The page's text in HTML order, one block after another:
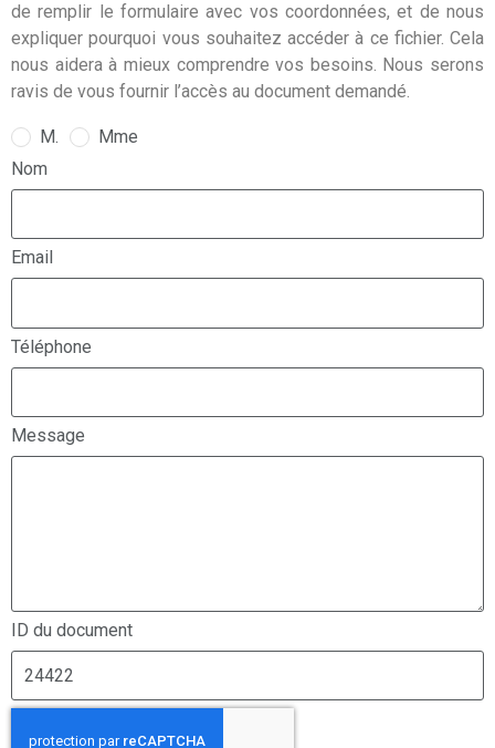
de remplir le formulaire avec vos coordonnées, et de nous
expliquer pourquoi vous souhaitez accéder à ce fichier. Cela
nous aidera à mieux comprendre vos besoins. Nous serons
ravis de vous fournir l’accès au document demandé.
M.
Mme
Nom
Email
Téléphone
Message
ID du document